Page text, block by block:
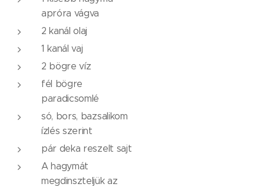
apróra vágva
2 kanál olaj
1 kanál vaj
2 bögre víz
fél bögre
paradicsomlé
só, bors, bazsalikom
ízlés szerint
pár deka reszelt sajt
A hagymát
megdinszteljük az